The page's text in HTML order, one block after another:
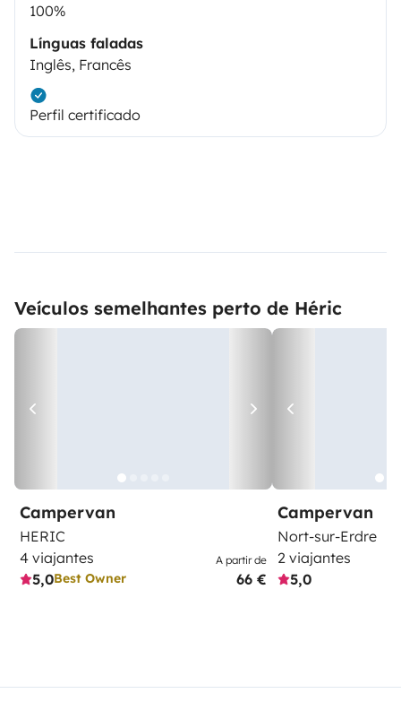
100%
Línguas faladas
Inglês, Francês
Perfil certificado
Veículos semelhantes perto de Héric
Campervan
HERIC
4 viajantes
5,0Best Owner
A partir de
66 €
Campervan
Nort-sur-Erdre
2 viajantes
5,0